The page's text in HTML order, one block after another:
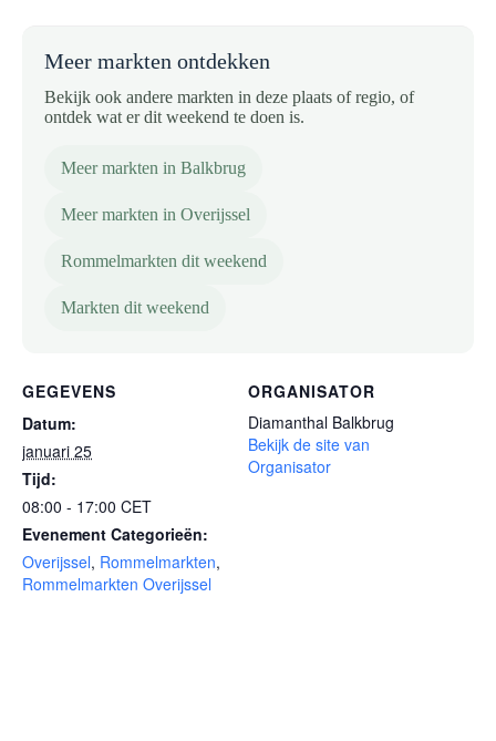
Meer markten ontdekken
Bekijk ook andere markten in deze plaats of regio, of
ontdek wat er dit weekend te doen is.
Meer markten in Balkbrug
Meer markten in Overijssel
Rommelmarkten dit weekend
Markten dit weekend
GEGEVENS
Datum:
januari 25
Tijd:
08:00 - 17:00 CET
Evenement Categorieën:
Overijssel, Rommelmarkten,
Rommelmarkten Overijssel
ORGANISATOR
Diamanthal Balkbrug
Bekijk de site van
Organisator